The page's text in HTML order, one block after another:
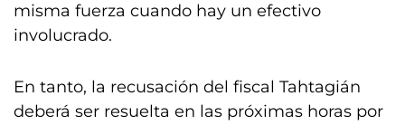
misma fuerza cuando hay un efectivo
involucrado.
En tanto, la recusación del fiscal Tahtagián
deberá ser resuelta en las próximas horas por